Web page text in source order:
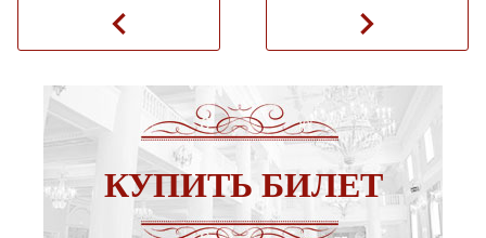
navigate_before navigate_next
КУПИТЬ БИЛЕТ